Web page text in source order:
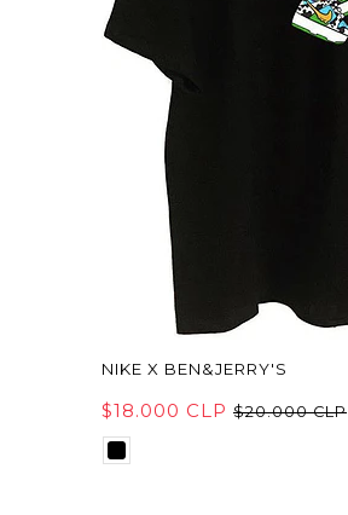
NIKE X BEN&JERRY'S
$18.000 CLP $20.000 CLP